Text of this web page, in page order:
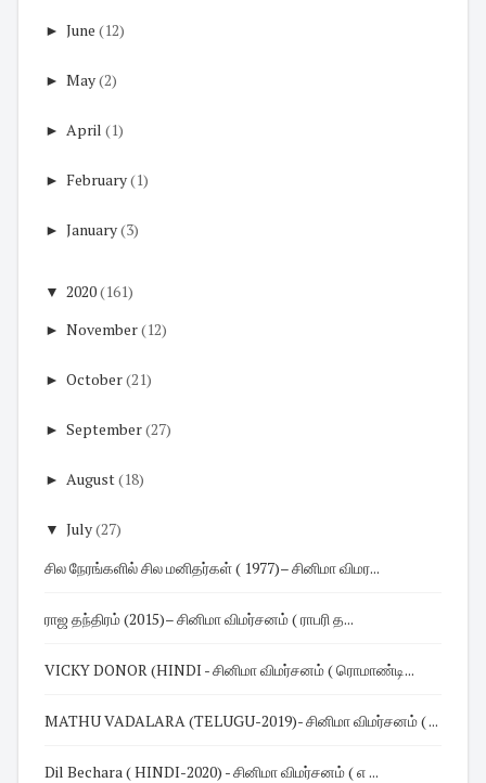
► June (12)
► May(2)
► April (1)
► February(1)
► January(3)
▼ 2020(161)
► November(12)
► October(21)
► September(27)
► August(18)
▼ July(27)
சில நேரங்களில் சில மனிதர்கள் ( 1977)– சினிமா விமர...
ராஜ தந்திரம் (2015)– சினிமா விமர்சனம் ( ராபரி த...
VICKY DONOR (HINDI - சினிமா விமர்சனம் ( ரொமாண்டி...
MATHU VADALARA (TELUGU-2019)- சினிமா விமர்சனம் ( ...
Dil Bechara ( HINDI-2020) - சினிமா விமர்சனம் ( எ ...